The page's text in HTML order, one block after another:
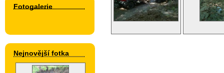
Fotogalerie
Nejnovější fotka